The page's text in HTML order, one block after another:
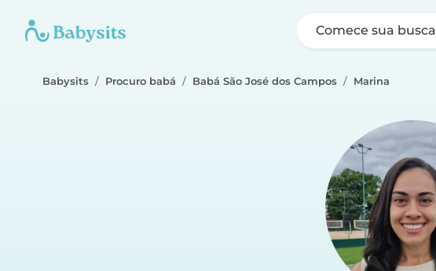
Comece sua busca
Babysits Procuro babá Babá São José dos Campos Marina